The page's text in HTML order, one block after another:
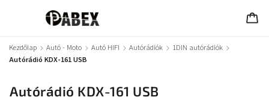
Kezdőlap / Autó - Moto / Autó HIFI / Autórádiók / 1DIN autórádiók /
Autórádió KDX-161 USB
Autórádió KDX-161 USB